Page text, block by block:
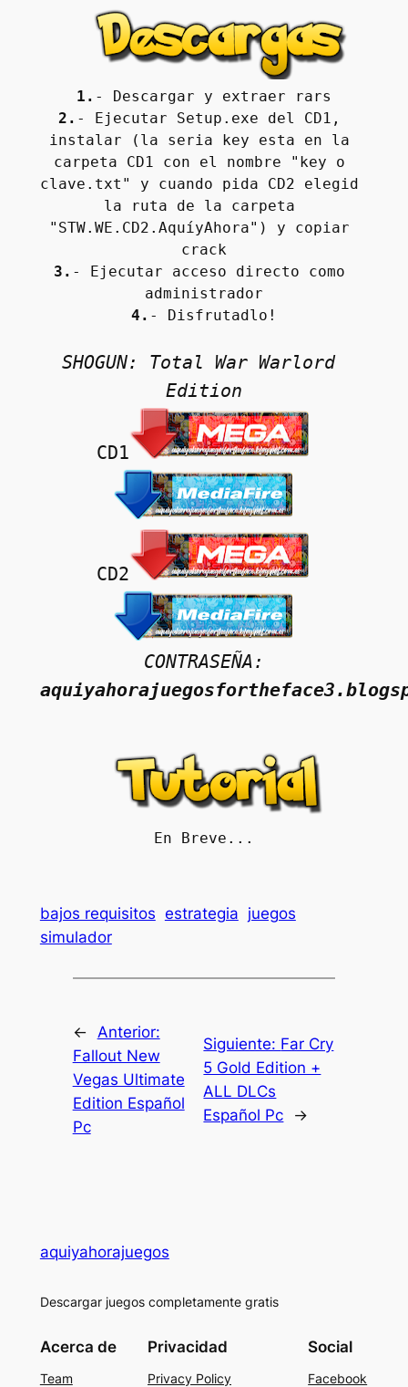
1. - Descargar y extraer rars
2. - Ejecutar Setup.exe del CD1,
instalar (la seria key esta en la
carpeta CD1 con el nombre "key o
clave.txt" y cuando pida CD2 elegid
la ruta de la carpeta
"STW.WE.CD2.AquíyAhora") y copiar
crack
3. - Ejecutar acceso directo como
administrador
4. - Disfrutadlo!
SHOGUN: Total War Warlord
Edition
CD1
CD2
CONTRASEÑA:
En Breve...
bajos requisitos estrategia juegos
simulador
←
Anterior:
Fallout New
Vegas Ultimate
Edition Español
Pc
Siguiente: Far Cry
5 Gold Edition +
ALL DLCs
Español Pc
→
aquiyahorajuegos
Descargar juegos completamente gratis
Acerca de
Team
Privacidad
Privacy Policy
Social
Facebook